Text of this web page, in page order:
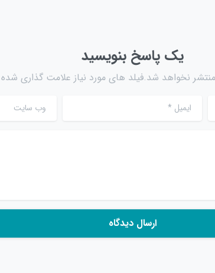
یک پاسخ بنویسید
نخواهد شد.فیلد های مورد نیاز علامت گذاری
ایمیل * وب سایت